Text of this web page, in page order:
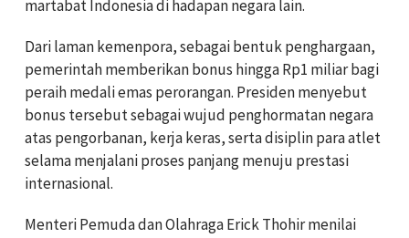
martabat Indonesia di hadapan negara lain.
Dari laman kemenpora, sebagai bentuk penghargaan,
pemerintah memberikan bonus hingga Rp1 miliar bagi
peraih medali emas perorangan. Presiden menyebut
bonus tersebut sebagai wujud penghormatan negara
atas pengorbanan, kerja keras, serta disiplin para atlet
selama menjalani proses panjang menuju prestasi
internasional.
Menteri Pemuda dan Olahraga Erick Thohir menilai